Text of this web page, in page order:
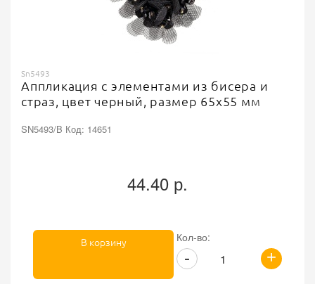
Sn5493
Аппликация с элементами из бисера и
страз, цвет черный, размер 65х55 мм
SN5493/B Код: 14651
44.40 р.
Кол-во:
+
-
В корзину